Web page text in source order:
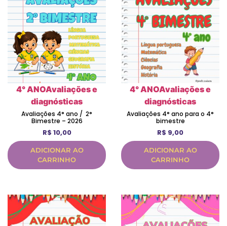
4° ANOAvaliações e
diagnósticas
Avaliações 4° ano / 2°
Bimestre – 2026
R$ 10,00
ADICIONAR AO
CARRINHO
4° ANOAvaliações e
diagnósticas
Avaliações 4° ano para o 4°
bimestre
R$ 9,00
ADICIONAR AO
CARRINHO